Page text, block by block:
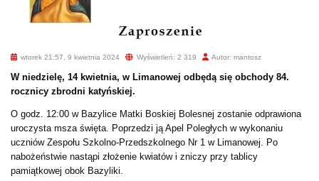
wtorek 21:57, 9 kwietnia 2024 Wyświetleń: 2 319 Autor: mantosz
W niedzielę, 14 kwietnia, w Limanowej odbędą się obchody 84.
rocznicy zbrodni katyńskiej.
O godz. 12:00 w Bazylice Matki Boskiej Bolesnej zostanie odprawiona
uroczysta msza święta. Poprzedzi ją Apel Poległych w wykonaniu
uczniów Zespołu Szkolno-Przedszkolnego Nr 1 w Limanowej. Po
nabożeństwie nastąpi złożenie kwiatów i zniczy przy tablicy
pamiątkowej obok Bazyliki.